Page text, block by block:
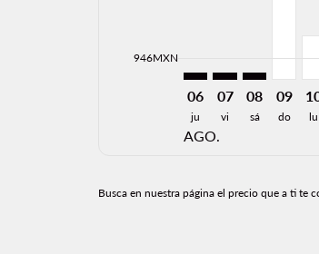
946MXN cmp-daily-histogram-bars-
06
ju
AGO.
07
vi
08
sá
09
do lu
Busca en nuestra página el precio que a ti te